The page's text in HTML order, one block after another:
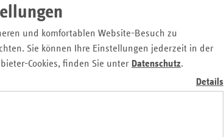
und komfortablen Website-Besuch zu
Sie können Ihre Einstellungen jederzeit in der
Cookies, finden Sie unter Datenschutz.
Details
Sachsen
Sachsen-
Schleswig-